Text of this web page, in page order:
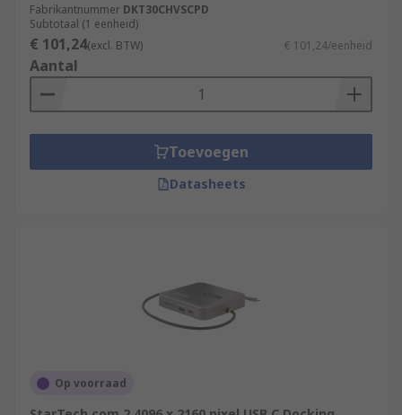
Fabrikantnummer DKT30CHVSCPD
Subtotaal (1 eenheid)
€ 101,24(excl. BTW) € 101,24/eenheid
Aantal
Toevoegen
Datasheets
Op voorraad